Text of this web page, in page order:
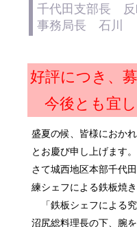
千代田支部長
事務局長 石
好評につき、
今後とも宜
盛夏の候、皆様におか
とお慶び申し上げます。
さて城西地区本部千代
練シェフによる鉄板焼
「鉄板シェフによる
沼尻総料理長の下、腕